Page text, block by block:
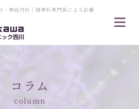
・神経内科｜精神科専門医による診療
コラム
column